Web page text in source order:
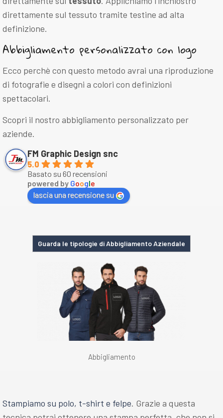
direttamente sul tessuto tramite testine ad alta
definizione.
Abbigliamento personalizzato con logo
Ecco perchè con questo metodo avrai una riproduzione
di fotografie e disegni a colori con definizioni
spettacolari.
Scopri il nostro abbigliamento personalizzato per
aziende.
FM Graphic Design snc
5.0
Basato su 60 recensioni
powered by Google
lascia una recensione su
Guarda le tipologie di Abbigliamento Aziendale
Abbigliamento
Stampiamo su polo, t-shirt e felpe. Grazie a questa